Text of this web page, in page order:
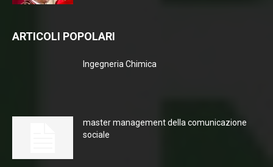
ARTICOLI POPOLARI
Ingegneria Chimica
master management della comunicazione
sociale